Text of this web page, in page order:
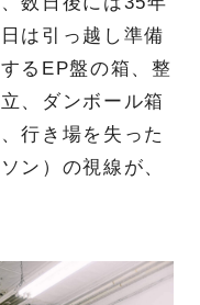
は引っ越し準備
るEP盤の箱、整
、ダンボール箱
行き場を失った
ン）の視線が、